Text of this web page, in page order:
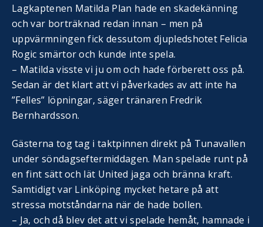
Lagkaptenen Matilda Plan hade en skadekänning
och var borträknad redan innan – men på
uppvärmningen fick dessutom djupledshotet Felicia
Rogic smärtor och kunde inte spela.
– Matilda visste vi ju om och hade förberett oss på.
Sedan är det klart att vi påverkades av att inte ha
”Felles” löpningar, säger tränaren Fredrik
Bernhardsson.
Gästerna tog tag i taktpinnen direkt på Tunavallen
under söndagseftermiddagen. Man spelade runt på
en fint sätt och lät United jaga och bränna kraft.
Samtidigt var Linköping mycket hetare på att
stressa motståndarna när de hade bollen.
– Ja, och då blev det att vi spelade hemåt, hamnade i